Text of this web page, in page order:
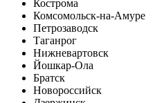
Кострома
Комсомольск-на-Амуре
Петрозаводск
Таганрог
Нижневартовск
Йошкар-Ола
Братск
Новороссийск